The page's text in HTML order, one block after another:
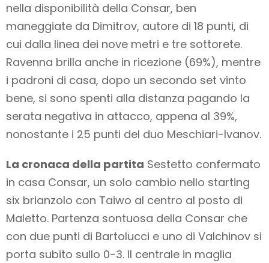
nella disponibilità della Consar, ben
maneggiate da Dimitrov, autore di 18 punti, di
cui dalla linea dei nove metri e tre sottorete.
Ravenna brilla anche in ricezione (69%), mentre
i padroni di casa, dopo un secondo set vinto
bene, si sono spenti alla distanza pagando la
serata negativa in attacco, appena al 39%,
nonostante i 25 punti del duo Meschiari-Ivanov.
La cronaca della partita Sestetto confermato
in casa Consar, un solo cambio nello starting
six brianzolo con Taiwo al centro al posto di
Maletto. Partenza sontuosa della Consar che
con due punti di Bartolucci e uno di Valchinov si
porta subito sullo 0-3. Il centrale in maglia